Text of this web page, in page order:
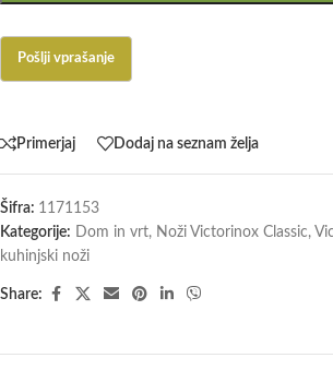
Primerjaj Dodaj na seznam želja
Šifra: 1171153
Kategorije: Dom in vrt, Noži Victorinox Classic,
kuhinjski noži
Share: